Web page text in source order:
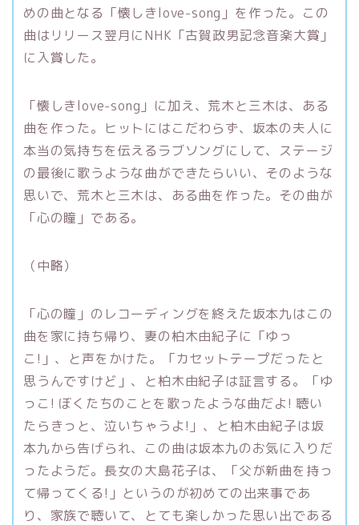
めの曲となる「懐しきlove-song」を作った。この
曲はリリース翌月にNHK「古賀政男記念音楽大賞」
に入賞した。
「懐しきlove-song」に加え、荒木と三木は、ある
曲を作った。ヒットにはこだわらず、坂本の夫人に
本当の気持ちを伝えるラブソングにして、ステージ
の最後に歌うような曲ができたらいい、そのような
思いで、荒木と三木は、ある曲を作った。その曲が
「心の瞳」である。
（中略）
「心の瞳」のレコーディングを終えた坂本九はこの
曲を家に持ち帰り、妻の柏木由紀子に「ゆっ
こ!」、と声をかけた。「カセットテープだったと
思うんですけど」、と柏木由紀子は証言する。「ゆ
っこ! ぼくたちのことを歌ったような曲だよ! 聴い
たらきっと、泣いちゃうよ!」、と柏木由紀子は坂
本九から告げられ、この曲は坂本九のお気に入りだ
ったようだ。長女の大島花子は、「父が新曲を持っ
て帰ってくる!」というのが初めての出来事であ
り、家族で聴いて、とても楽しかった思い出である